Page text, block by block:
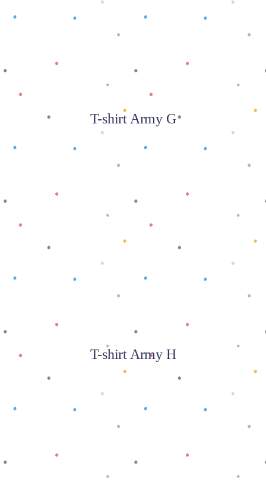
Baca selengkapnya
T-shirt Army G
Baca selengkapnya
T-shirt Army H
Baca selengkapnya